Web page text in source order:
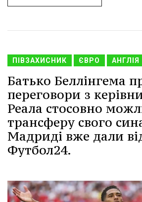
ПІВЗАХИСНИК ЄВРО АНГЛІЯ
Батько Беллінгема
переговори з
Реала стосовно
трансферу свого
Мадриді вже дали
Футбол24.